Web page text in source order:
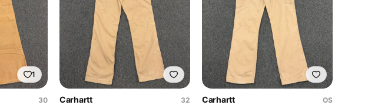
1
30
Carhartt
32
Carhartt
OS